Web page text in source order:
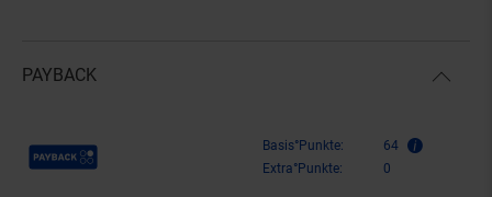
PAYBACK
Payback Punkte Basis°Punkte:
64
Extra°Punkte:
0